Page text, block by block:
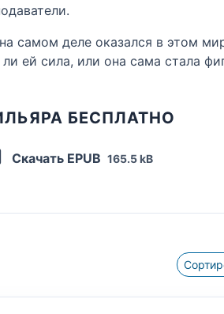
самом деле оказался в этом
ей сила, или она сама стала
БЕСПЛАТНО
Скачать EPUB 165.5 kB